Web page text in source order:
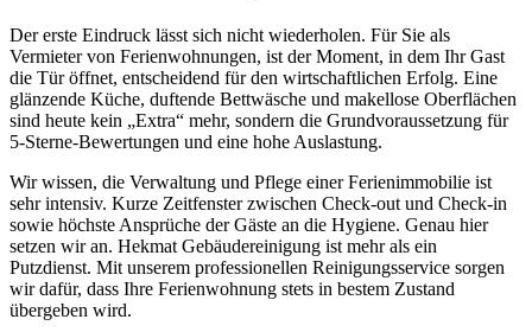
Der erste Eindruck lässt sich nicht wiederholen. Für Sie als
Vermieter von Ferienwohnungen, ist der Moment, in dem Ihr Gast
die Tür öffnet, entscheidend für den wirtschaftlichen Erfolg. Eine
glänzende Küche, duftende Bettwäsche und makellose Oberflächen
sind heute kein „Extra“ mehr, sondern die Grundvoraussetzung für
5-Sterne-Bewertungen und eine hohe Auslastung.
Wir wissen, die Verwaltung und Pflege einer Ferienimmobilie ist
sehr intensiv. Kurze Zeitfenster zwischen Check-out und Check-in
sowie höchste Ansprüche der Gäste an die Hygiene. Genau hier
setzen wir an. Hekmat Gebäudereinigung ist mehr als ein
Putzdienst. Mit unserem professionellen Reinigungsservice sorgen
wir dafür, dass Ihre Ferienwohnung stets in bestem Zustand
übergeben wird.